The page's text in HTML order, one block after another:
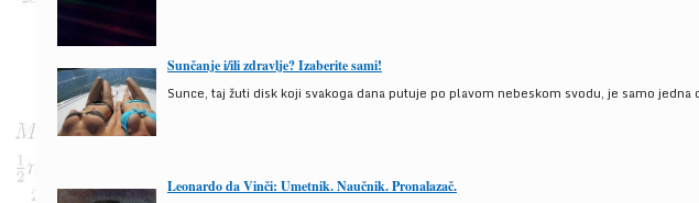
Sunčanje i/ili zdravlje? Izaberite sami!
Sunce, taj žuti disk koji svakoga dana putuje po plavom nebeskom svodu, je samo
Leonardo da Vinči: Umetnik. Naučnik. Pronalazač.